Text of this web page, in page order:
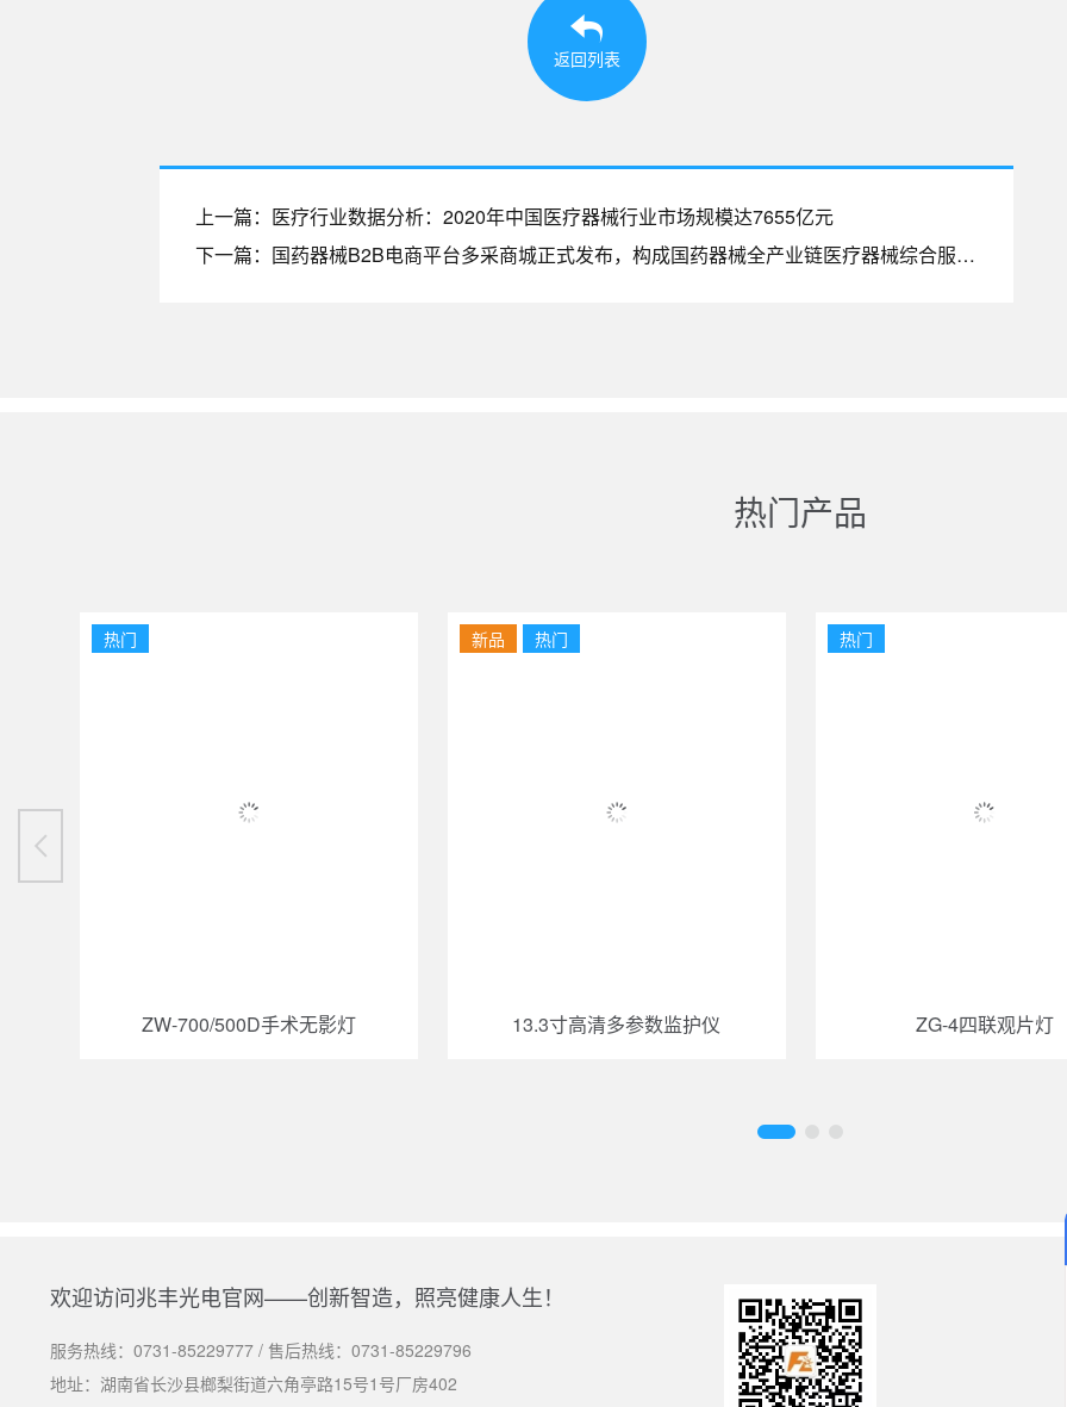
返回列表
上一篇：医疗行业数据分析：2020年中国医疗器械行业市场规模达7655亿元
下一篇：国药器械B2B电商平台多采商城正式发布，构成国药器械全产业链医疗器械综合服务生态版图
热门产品
热门
ZW-700/500D手术无影灯
新品 热门
13.3寸高清多参数监护仪
热门
ZG-4四联观片灯
欢迎访问兆丰光电官网——创新智造，照亮健康人生！
服务热线： 0731-85229777 / 售后热线： 0731-85229796
地址：湖南省长沙县榔梨街道六角亭路15号1号厂房402